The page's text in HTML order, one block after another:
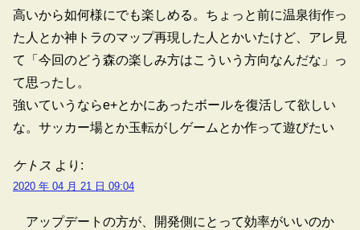
高いから如何様にでも楽しめる。ちょっと前に温泉街作っ
た人とか神トラのマップ再現した人とかいたけど、アレ見
て「今回のどう森の楽しみ方はこういう方向なんだな」っ
て思ったし。
強いていうならe+とかにあったボールを復活して欲しい
な。サッカー場とか玉転がしゲームとか作って遊びたい
ケトス より:
2020 年 04 月 21 日 09:04
アップデートの方が、開発側にとって効率がいいのか